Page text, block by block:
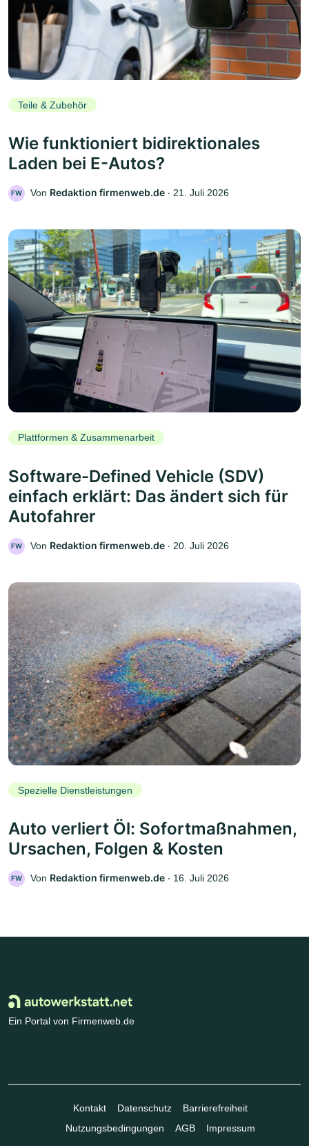
Teile & Zubehör
Wie funktioniert bidirektionales
Laden bei E-Autos?
FW Von Redaktion firmenweb.de ‧ 21. Juli 2026
Plattformen & Zusammenarbeit
Software-Defined Vehicle (SDV)
einfach erklärt: Das ändert sich für
Autofahrer
FW Von Redaktion firmenweb.de ‧ 20. Juli 2026
Spezielle Dienstleistungen
Auto verliert Öl: Sofortmaßnahmen,
Ursachen, Folgen & Kosten
FW Von Redaktion firmenweb.de ‧ 16. Juli 2026
Ein Portal von Firmenweb.de
Kontakt Datenschutz
Barrierefreiheit
Nutzungsbedingungen
AGB Impressum